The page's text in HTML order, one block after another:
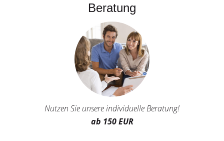
Beratung
Nutzen Sie unsere individuelle Beratung!
ab 150 EUR